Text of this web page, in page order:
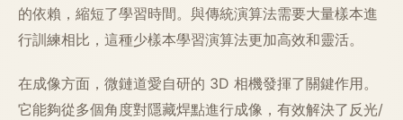
的依賴，縮短了學習時間。與傳統演算法需要大量樣本進
行訓練相比，這種少樣本學習演算法更加高效和靈活。
在成像方面，微鏈道愛自研的 3D 相機發揮了關鍵作用。
它能夠從多個角度對隱藏焊點進行成像，有效解決了反光/